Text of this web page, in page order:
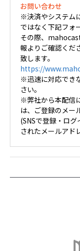
お問い合わせ
※決済やシステム
ではなく下記フォ
その際、
報よりご確認くだ
致します。
https://
※迅速に対応でき
さい。
※弊社から本配信
は、ご登録のメー
(SNSで登録・ロ
されたメールアド